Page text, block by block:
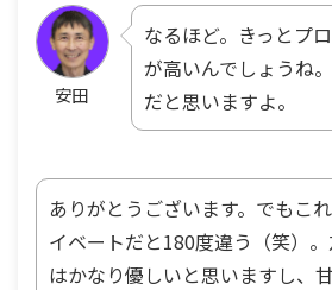
安田
なるほど。きっとプ
が高いんでしょうね
だと思いますよ。
ありがとうございます。でもこ
イベートだと180度違う（笑）
はかなり優しいと思いますし、